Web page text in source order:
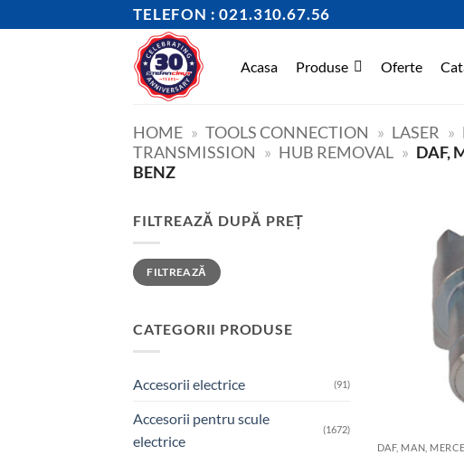
to
TELEFON : 021.310.67.56
Acasa Produse Oferte
HOME » TOOLS CONNECTION » LASER »
TRANSMISSION » HUB REMOVAL » DAF,
BENZ
FILTREAZĂ DUPĂ PREȚ
Preț
minim
Preț
maxim
FILTREAZĂ
CATEGORII PRODUSE
Accesorii electrice (91)
Accesorii pentru scule
electrice
(1672)
DAF, MAN,